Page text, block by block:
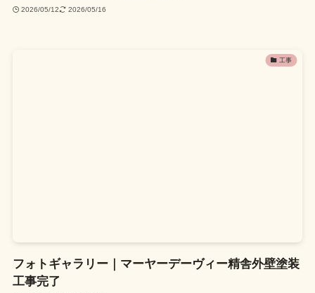
2026/05/12 2026/05/16
工事
フォトギャラリー｜マーヤーデーヴィー精舎外壁塗装
工事完了